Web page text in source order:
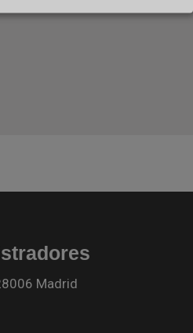
Madrid